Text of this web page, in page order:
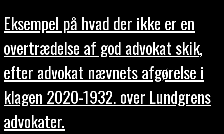
Eksempel på hvad der ikke er en
overtrædelse af god advokat skik,
efter advokat nævnets afgørelse i
klagen 2020-1932. over Lundgrens
advokater.